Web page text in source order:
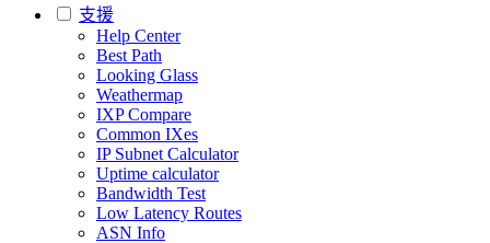
支援
Help Center
Best Path
Looking Glass
Weathermap
IXP Compare
Common IXes
IP Subnet Calculator
Uptime calculator
Bandwidth Test
Low Latency Routes
ASN Info